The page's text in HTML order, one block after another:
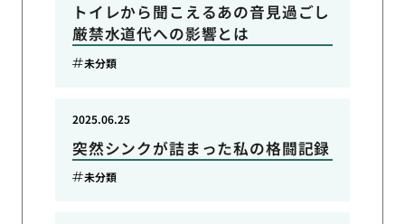
トイレから聞こえるあの音見過ごし
厳禁水道代への影響とは
未分類
突然シンクが詰まった私の格闘記録
2025.06.25
未分類